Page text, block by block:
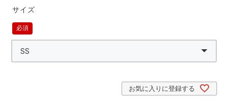
ニット
ファン付きウェア
中塚被服
サイズ
(必
須)
お気に入りに登録する